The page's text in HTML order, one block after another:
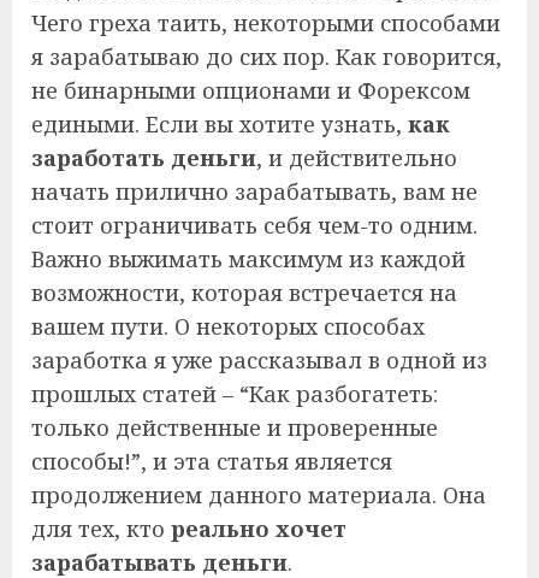
Чего греха таить, некоторыми способами
я зарабатываю до сих пор. Как говорится,
не бинарными опционами и Форексом
едиными. Если вы хотите узнать, как
заработать деньги, и действительно
начать прилично зарабатывать, вам не
стоит ограничивать себя чем-то одним.
Важно выжимать максимум из каждой
возможности, которая встречается на
вашем пути. О некоторых способах
заработка я уже рассказывал в одной из
прошлых статей – “Как разбогатеть:
только действенные и проверенные
способы!”, и эта статья является
продолжением данного материала. Она
для тех, кто реально хочет
зарабатывать деньги.